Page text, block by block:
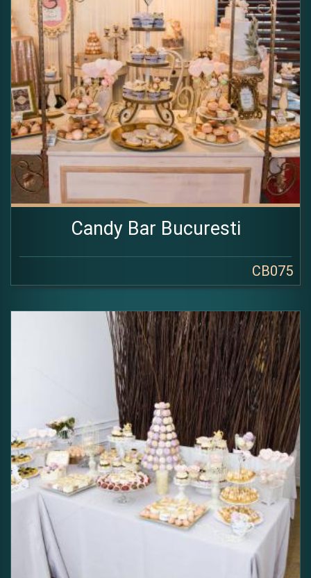
Candy Bar Bucuresti
CB075